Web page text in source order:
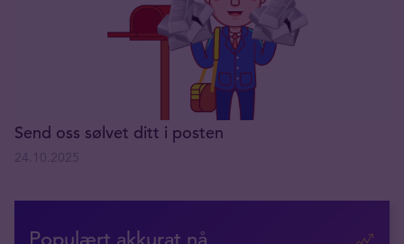
Send oss sølvet ditt i posten